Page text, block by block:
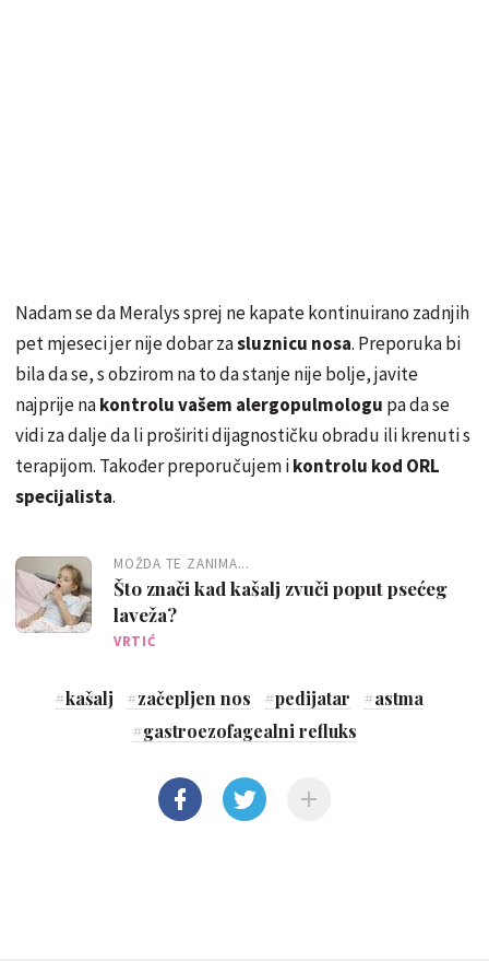
Nadam se da Meralys sprej ne kapate kontinuirano zadnjih
pet mjeseci jer nije dobar zasluznicu nosa. Preporuka bi
bila da se, s obzirom na to da stanje nije bolje, javite
najprije nakontrolu vašem alergopulmologu pa da se
vidi za dalje da li proširiti dijagnostičku obradu ili krenuti s
terapijom. Također preporučujem ikontrolu kod ORL
specijalista.
MOŽDA TE ZANIMA...
Što znači kad kašalj zvuči poput psećeg
laveža?
VRTIĆ
#kašalj #začepljen nos #pedijatar #astma
#gastroezofagealni refluks